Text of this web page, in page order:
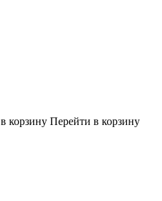
корзину Перейти в корзину